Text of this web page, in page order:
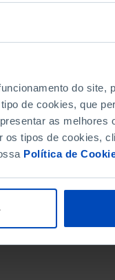
do site,
de cookies, que
as melhores
tipos de cookies,
Política de